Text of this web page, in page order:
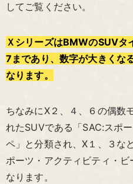
してご覧ください。
ＸシリーズはBMWのSUVタ
7まであり、数字が大きくな
なります。
ちなみにX２、４、６の偶数
れたSUVである「SAC:スポ
ペ」と分類され、X１、３な
ポーツ・アクティビティ・
なります。